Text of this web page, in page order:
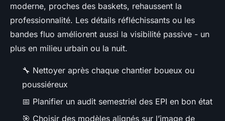
moderne, proches des baskets, rehaussent la
professionnalité. Les détails réfléchissants ou les
bandes fluo améliorent aussi la visibilité passive - un
plus en milieu urbain ou la nuit.
🔧 Nettoyer après chaque chantier boueux ou
poussiéreux
📅 Planifier un audit semestriel des EPI en bon état
🎯 Choisir des modèles alignés sur l’image de